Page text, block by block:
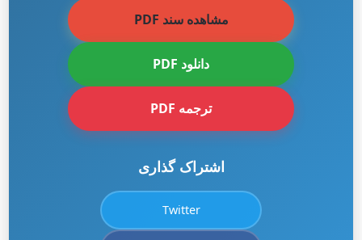
مشاهده سند PDF
دانلود PDF
ترجمه PDF
اشتراک گذاری
Twitter